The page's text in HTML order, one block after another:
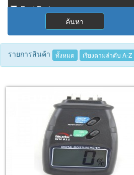
PeakTech
Starmeter
Tecnimed
Woods
ค้นหา
รายการสินค้า ทั้งหมด เรียงตามลำดับ A-Z